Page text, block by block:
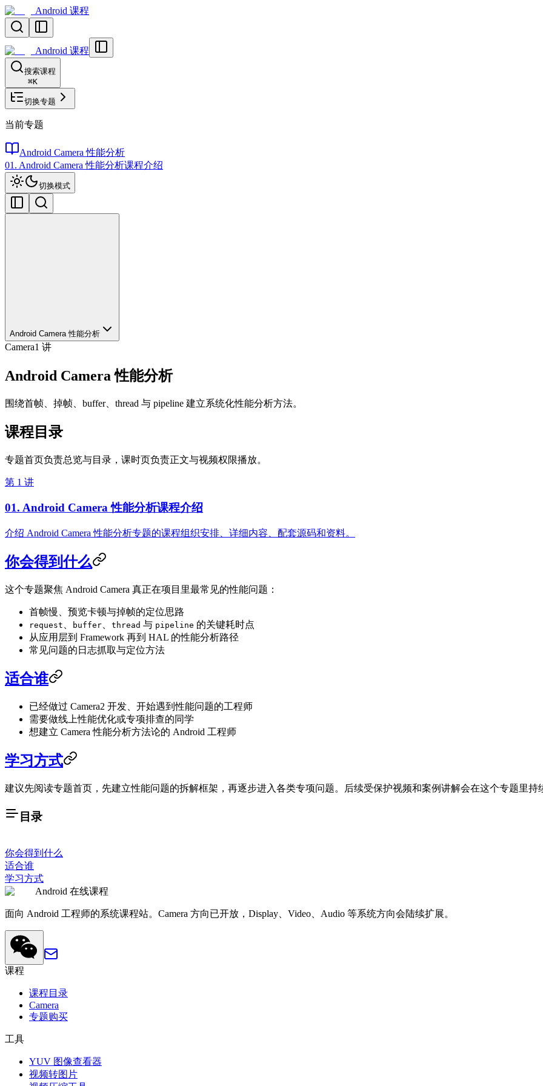
Android 课程
Android 课程
搜索课程
⌘K
切换专题
当前专题
Android Camera 性能分析
01. Android Camera 性能分析课程介绍
切换模式
Android Camera 性能分析
Camera1 讲
Android Camera 性能分析
围绕首帧、掉帧、buffer、thread 与 pipeline 建立系统化性能分析方法。
课程目录
专题首页负责总览与目录，课时页负责正文与视频权限播放。
第 1 讲
01. Android Camera 性能分析课程介绍
介绍 Android Camera 性能分析专题的课程组织安排、详细内容、配套源码和资料。
你会得到什么
这个专题聚焦 Android Camera 真正在项目里最常见的性能问题：
首帧慢、预览卡顿与掉帧的定位思路
request buffer thread 与 pipeline 的关键耗时点
从应用层到 Framework 再到 HAL 的性能分析路径
常见问题的日志抓取与定位方法
适合谁
已经做过 Camera2 开发、开始遇到性能问题的工程师
需要做线上性能优化或专项排查的同学
想建立 Camera 性能分析方法论的 Android 工程师
学习方式
建议先阅读专题首页，先建立性能问题的拆解框架，再逐步进入各类专项问题。后续受保护视频和案例讲解会在这个专题里持
目录
你会得到什么
适合谁
学习方式
Android 在线课程
面向 Android 工程师的系统课程站。Camera 方向已开放，Display、Video、Audio 等系统方向会陆续扩展。
课程
课程目录
Camera
专题购买
工具
YUV 图像查看器
视频转图片